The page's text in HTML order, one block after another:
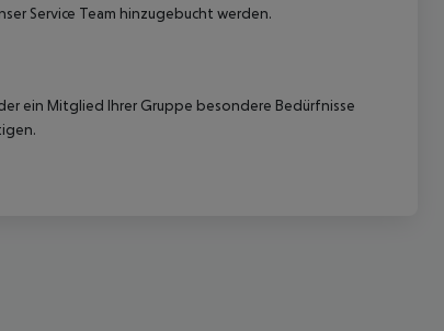
Service Team hinzugebucht werden.
ein Mitglied Ihrer Gruppe besondere Bedürfnisse